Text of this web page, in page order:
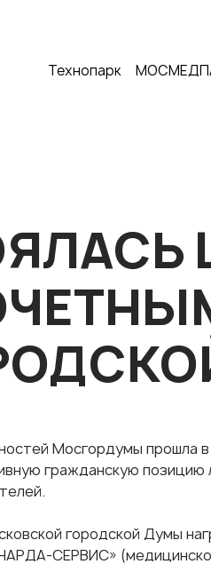
Технопарк
Мосгордумы прошла в
гражданскую позицию
городской Думы
СЕРВИС»